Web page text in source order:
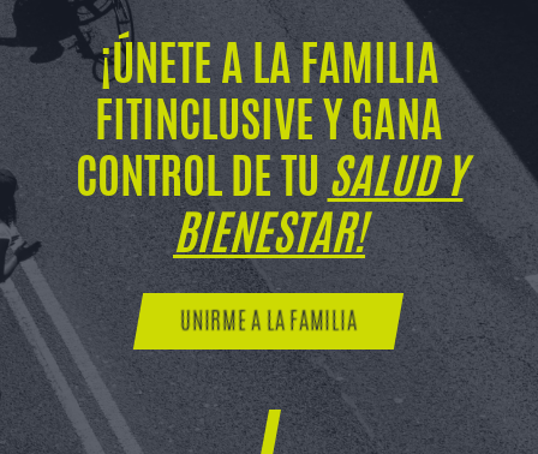
¡ÚNETE A LA FAMILIA
FITINCLUSIVE Y GANA
CONTROL DE TUSALUD Y
BIENESTAR!
UNIRME A LA FAMILIA